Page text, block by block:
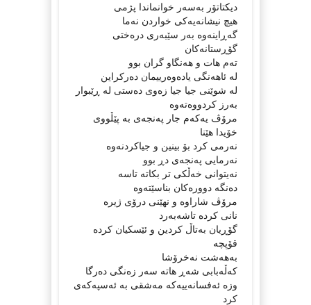
دیکتاتۆر بەسەر خوانماندا پژمی
هیچ نیشانەیەکی خواردن نەما
گەڕاینەوە بەر سێبەری درەختی
گۆڕستانەکان
تەم هات و هەنگاو گران بوو
لە ئاهه‌نگی یادەوەرییمان ده‌ركراین
لە شوێنی جیا جیا زەوی دەستی لە ڕێبوار
بەرز کردووەتەوە
مرۆڤ یەکەم جار پەنجەی بە پێڵووی
خۆیدا هێنا
نەرمی کرد بۆ بینین و جیاکردنەوە
نەرمایی پەنجەی دڕ بوو
نەیتوانی خەڵکی تر بکاتە تاسە
دەنگە دوورەکان بناسێتەوە
مرۆڤ شاراوە و نهێنی درۆی ژیرە
نانی کردە تاشەبەرد
گۆڕیان به‌تاڵ كردین و ئێسكیان كرده‌
قۆپچه‌
بەهەشت نەخرۆشا
کەڵەبابی شەڕ هاتە سەر زەنگی دەرگا
وزە ئەفسانەییەکە مەشقی بە ئەسپەکەی
کرد